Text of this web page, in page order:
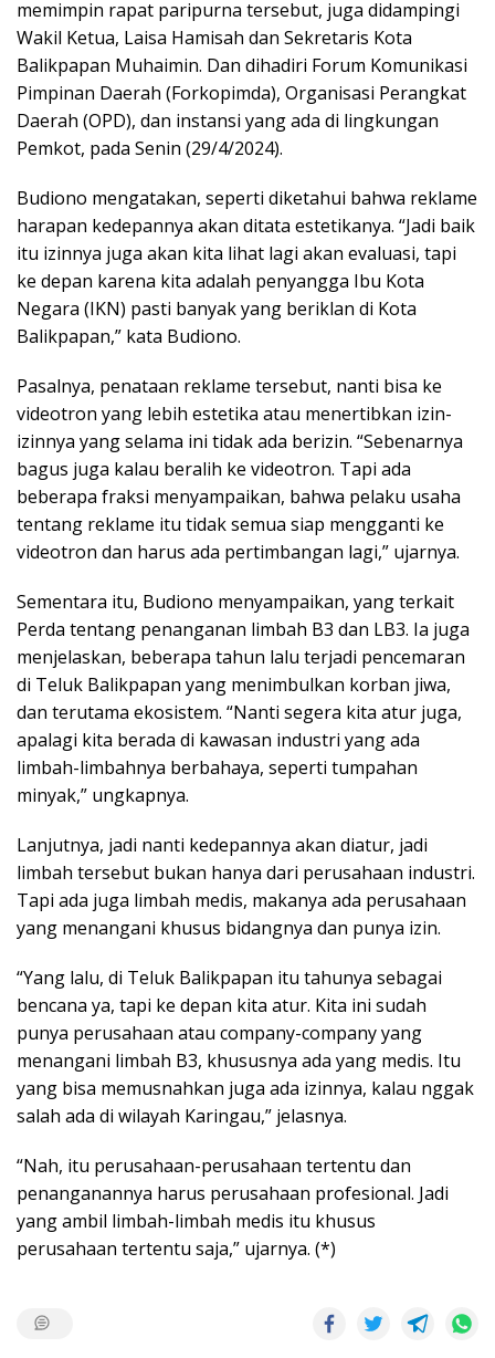
memimpin rapat paripurna tersebut, juga didampingi
Wakil Ketua, Laisa Hamisah dan Sekretaris Kota
Balikpapan Muhaimin. Dan dihadiri Forum Komunikasi
Pimpinan Daerah (Forkopimda), Organisasi Perangkat
Daerah (OPD), dan instansi yang ada di lingkungan
Pemkot, pada Senin (29/4/2024).
Budiono mengatakan, seperti diketahui bahwa reklame
harapan kedepannya akan ditata estetikanya. “Jadi baik
itu izinnya juga akan kita lihat lagi akan evaluasi, tapi
ke depan karena kita adalah penyangga Ibu Kota
Negara (IKN) pasti banyak yang beriklan di Kota
Balikpapan,” kata Budiono.
Pasalnya, penataan reklame tersebut, nanti bisa ke
videotron yang lebih estetika atau menertibkan izin-
izinnya yang selama ini tidak ada berizin. “Sebenarnya
bagus juga kalau beralih ke videotron. Tapi ada
beberapa fraksi menyampaikan, bahwa pelaku usaha
tentang reklame itu tidak semua siap mengganti ke
videotron dan harus ada pertimbangan lagi,” ujarnya.
Sementara itu, Budiono menyampaikan, yang terkait
Perda tentang penanganan limbah B3 dan LB3. Ia juga
menjelaskan, beberapa tahun lalu terjadi pencemaran
di Teluk Balikpapan yang menimbulkan korban jiwa,
dan terutama ekosistem. “Nanti segera kita atur juga,
apalagi kita berada di kawasan industri yang ada
limbah-limbahnya berbahaya, seperti tumpahan
minyak,” ungkapnya.
Lanjutnya, jadi nanti kedepannya akan diatur, jadi
limbah tersebut bukan hanya dari perusahaan industri.
Tapi ada juga limbah medis, makanya ada perusahaan
yang menangani khusus bidangnya dan punya izin.
“Yang lalu, di Teluk Balikpapan itu tahunya sebagai
bencana ya, tapi ke depan kita atur. Kita ini sudah
punya perusahaan atau company-company yang
menangani limbah B3, khususnya ada yang medis. Itu
yang bisa memusnahkan juga ada izinnya, kalau nggak
salah ada di wilayah Karingau,” jelasnya.
“Nah, itu perusahaan-perusahaan tertentu dan
penanganannya harus perusahaan profesional. Jadi
yang ambil limbah-limbah medis itu khusus
perusahaan tertentu saja,” ujarnya. (*)